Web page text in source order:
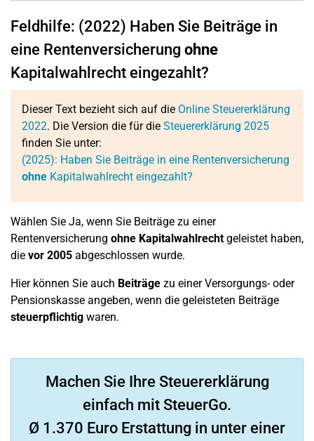
Feldhilfe: (2022) Haben Sie Beiträge in
eine Rentenversicherung ohne
Kapitalwahlrecht eingezahlt?
Dieser Text bezieht sich auf die Online Steuererklärung
2022. Die Version die für die Steuererklärung 2025
finden Sie unter:
(2025): Haben Sie Beiträge in eine Rentenversicherung
ohne Kapitalwahlrecht eingezahlt?
Wählen Sie Ja, wenn Sie Beiträge zu einer
Rentenversicherung ohne Kapitalwahlrechtgeleistet haben,
die vor 2005 abgeschlossen wurde.
Hier können Sie auch Beiträge zu einer Versorgungs- oder
Pensionskasse angeben, wenn die geleisteten Beiträge
steuerpflichtig waren.
Machen Sie Ihre Steuererklärung
einfach mit SteuerGo.
Ø 1.370 Euro Erstattung in unter einer